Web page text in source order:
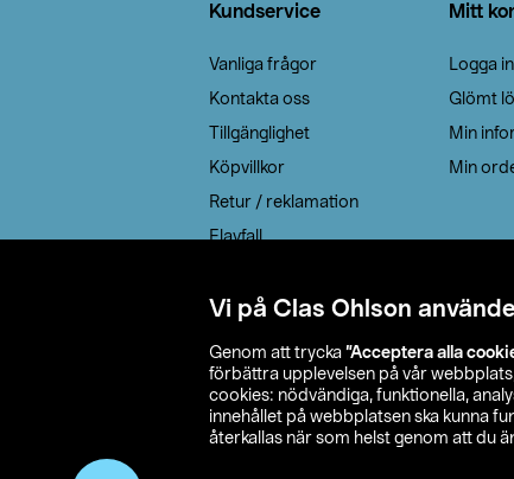
Vi på Clas Ohlson
Genom att trycka ”Acceptera alla
förbättra upplevelsen på vår
cookies: nödvändiga, funktionella,
innehållet på webbplatsen ska kunna
återkallas när som helst genom att du
Kundservice
Vanliga frågor
Kontakta oss
Tillgänglighet
Köpvillkor
Retur / reklamation
Elavfall
Leveransalternativ
Mitt
Logga
Glömt
Min
Min